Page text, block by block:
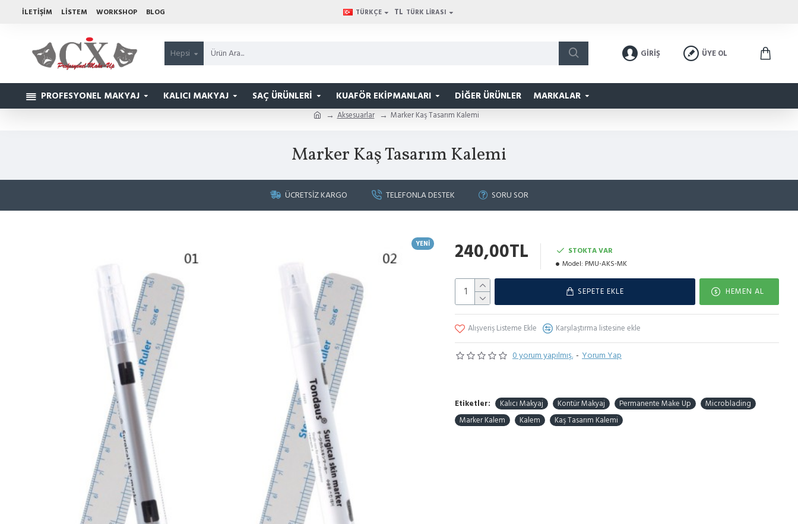
İLETIŞIM LISTEM WORKSHOP BLOG TÜRKÇE TL TÜRK LIRASI
Hepsi GIRIŞ ÜYE OL
PROFESYONEL MAKYAJ KALICI MAKYAJ SAÇ ÜRÜNLERI KUAFÖR EKIPMANLARI DIĞER ÜRÜNLER MARKALAR
Aksesuarlar Marker Kaş Tasarım Kalemi
Marker Kaş Tasarım Kalemi
ÜCRETSIZ KARGO TELEFONLA DESTEK SORU SOR
YENI
0 yorum yapılmış. - Yorum Yap
240,00TL
STOKTA VAR
Model: PMU-AKS-MK
SEPETE EKLE HEMEN AL
Alışveriş Listeme Ekle Karşılaştırma listesine ekle
Etiketler: Kalıcı Makyaj Kontür Makyaj Permanente Make Up
Microblading
Marker Kalem
Kalem Kaş Tasarım Kalemi